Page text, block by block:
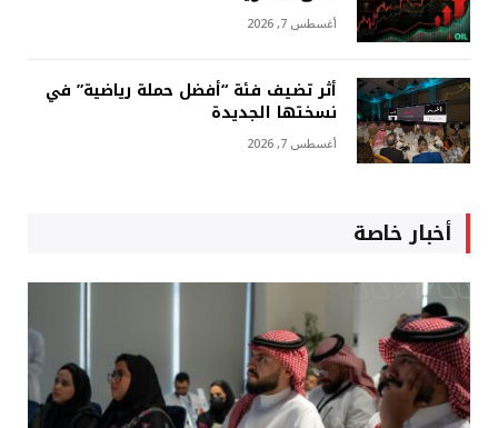
أغسطس 7, 2026
أثر تضيف فئة “أفضل حملة رياضية” في
نسختها الجديدة
أغسطس 7, 2026
أخبار خاصة